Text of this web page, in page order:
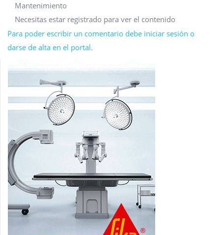
Mantenimiento
Necesitas estar registrado para ver el contenido
Para poder escribir un comentario debe iniciar sesión o
darse de alta en el portal.